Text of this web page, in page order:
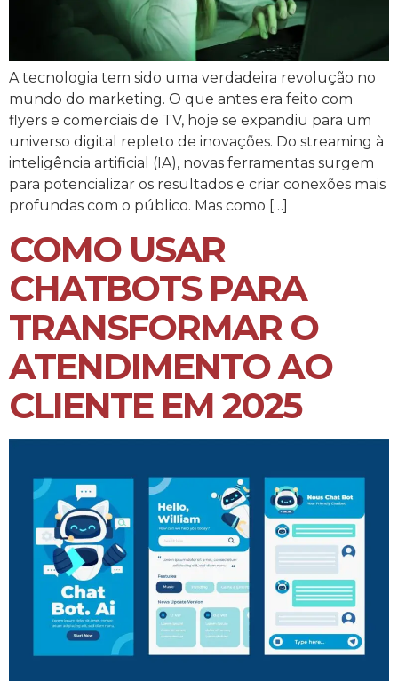
A tecnologia tem sido uma verdadeira revolução no
mundo do marketing. O que antes era feito com
flyers e comerciais de TV, hoje se expandiu para um
universo digital repleto de inovações. Do streaming à
inteligência artificial (IA), novas ferramentas surgem
para potencializar os resultados e criar conexões mais
profundas com o público. Mas como […]
COMO USAR
CHATBOTS PARA
TRANSFORMAR O
ATENDIMENTO AO
CLIENTE EM 2025